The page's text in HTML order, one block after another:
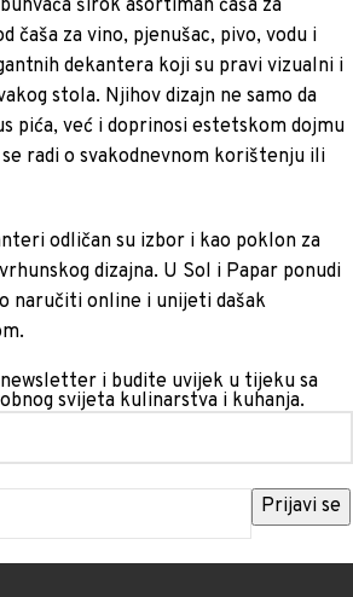
širok asortiman čaša za
čaša za vino, pjenušac, pivo, vodu i
dekantera koji su pravi vizualni i
stola. Njihov dizajn ne samo da
pića, već i doprinosi estetskom dojmu
radi o svakodnevnom korištenju ili
odličan su izbor i kao poklon za
dizajna. U Sol i Papar ponudi
naručiti online i unijeti dašak
i budite uvijek u tijeku sa
svijeta kulinarstva i kuhanja.